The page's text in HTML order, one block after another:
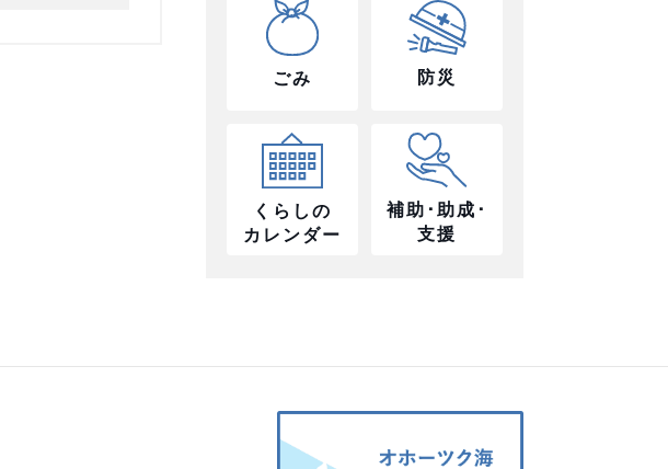
ごみ 防災
くらしの
カレンダー
補助･助成･
支援